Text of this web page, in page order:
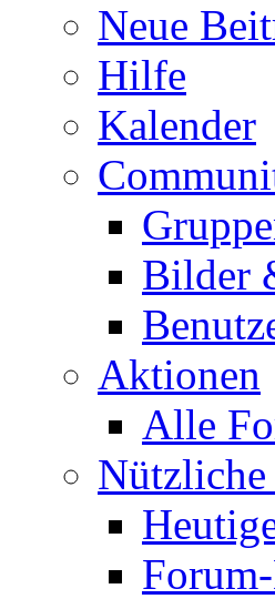
Neue
Hilfe
Kalender
Bilder
Aktionen
Alle